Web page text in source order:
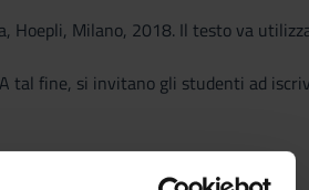
Hoepli, Milano, 2018. Il testo va
tal fine, si invitano gli studenti ad